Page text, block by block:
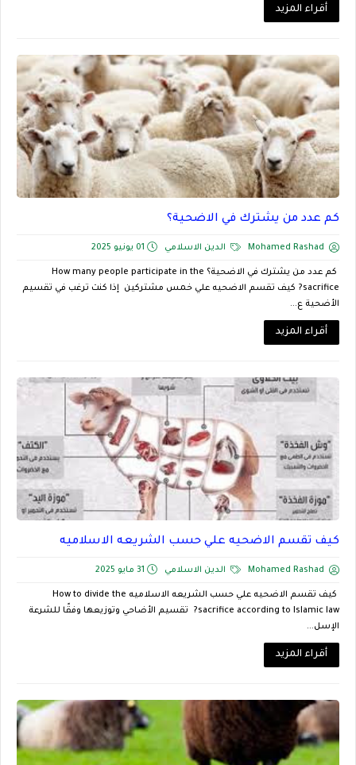
أقراء المزيد
كم عدد من يشترك في الاضحية؟
Mohamed Rashad الدين الاسلامي 01 يونيو 2025
كم عدد من يشترك في الاضحية؟ How many people participate in the
sacrifice? كيف تقسم الاضحيه علي خمس مشتركين إذا كنت ترغب في تقسيم
الأضحية ع...
أقراء المزيد
كيف تقسم الاضحيه علي حسب الشريعه الاسلاميه
Mohamed Rashad الدين الاسلامي 31 مايو 2025
كيف تقسم الاضحيه علي حسب الشريعه الاسلاميه How to divide the
sacrifice according to Islamic law? تقسيم الأضاحي وتوزيعها وفقًا للشرعة
الإسل...
أقراء المزيد